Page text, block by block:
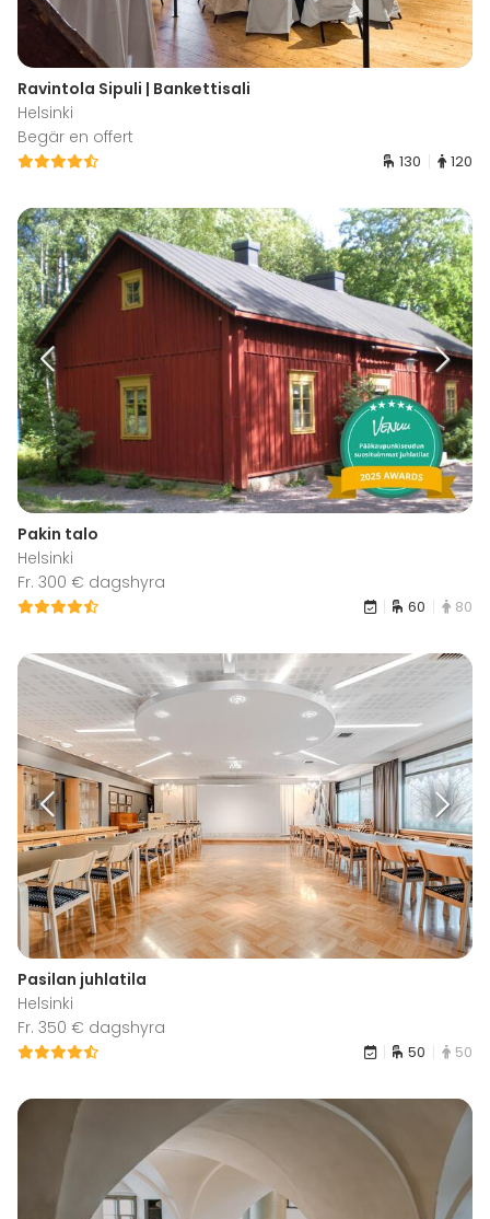
Ravintola Sipuli | Bankettisali
Helsinki
Begär en offert
130 120
Pakin talo
Helsinki
Fr. 300 € dagshyra
60 80
Pasilan juhlatila
Helsinki
Fr. 350 € dagshyra
50 50